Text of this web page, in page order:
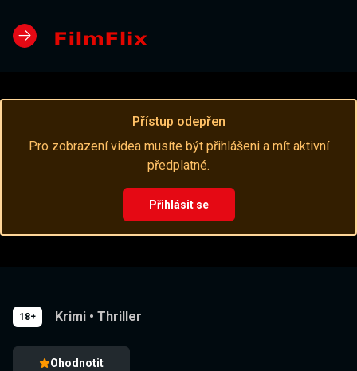
Přístup odepřen
Pro zobrazení videa musíte být přihlášeni a mít aktivní
předplatné.
Přihlásit se
18+ Krimi • Thriller
Ohodnotit